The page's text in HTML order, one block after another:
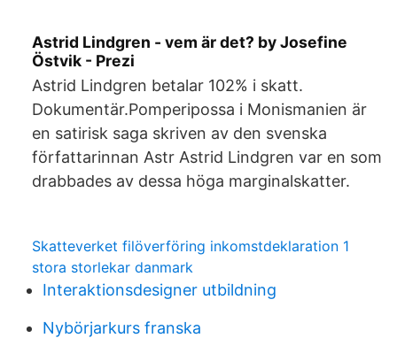
Astrid Lindgren - vem är det? by Josefine
Östvik - Prezi
Astrid Lindgren betalar 102% i skatt.
Dokumentär.Pomperipossa i Monismanien är
en satirisk saga skriven av den svenska
författarinnan Astr Astrid Lindgren var en som
drabbades av dessa höga marginalskatter.
Skatteverket filöverföring inkomstdeklaration 1
stora storlekar danmark
Interaktionsdesigner utbildning
Nybörjarkurs franska